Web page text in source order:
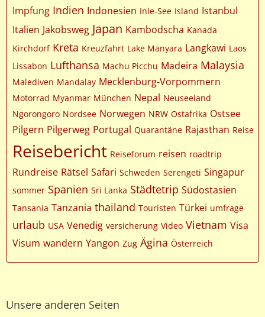
Impfung Indien Indonesien Inle-See Island Istanbul
Italien Jakobsweg Japan Kambodscha Kanada
Kirchdorf Kreta Kreuzfahrt Lake Manyara Langkawi Laos
Lissabon Lufthansa Machu Picchu Madeira Malaysia
Malediven Mandalay Mecklenburg-Vorpommern
Motorrad Myanmar München Nepal Neuseeland
Ngorongoro Nordsee Norwegen NRW Ostafrika Ostsee
Pilgern Pilgerweg Portugal Quarantäne Rajasthan Reise
Reisebericht Reiseforum reisen roadtrip
Rundreise Rätsel Safari Schweden Serengeti Singapur
sommer Spanien Sri Lanka Städtetrip Südostasien
Tansania Tanzania thailand Touristen Türkei umfrage
urlaub USA Venedig versicherung Video Vietnam Visa
Visum wandern Yangon Zug Ägina Österreich
Unsere anderen Seiten